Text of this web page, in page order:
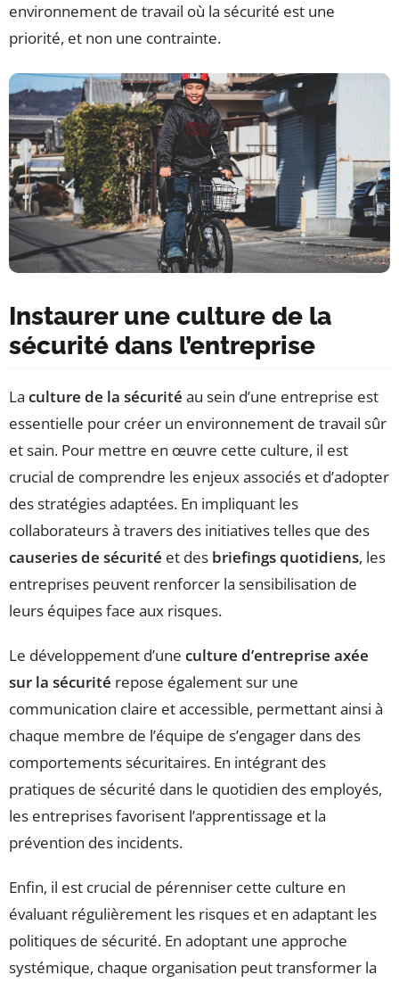
environnement de travail où la sécurité est une
priorité, et non une contrainte.
Instaurer une culture de la
sécurité dans l’entreprise
La culture de la sécurité au sein d’une entreprise est
essentielle pour créer un environnement de travail sûr
et sain. Pour mettre en œuvre cette culture, il est
crucial de comprendre les enjeux associés et d’adopter
des stratégies adaptées. En impliquant les
collaborateurs à travers des initiatives telles que des
causeries de sécurité et des briefings quotidiens, les
entreprises peuvent renforcer la sensibilisation de
leurs équipes face aux risques.
Le développement d’une culture d’entreprise axée
sur la sécurité repose également sur une
communication claire et accessible, permettant ainsi à
chaque membre de l’équipe de s’engager dans des
comportements sécuritaires. En intégrant des
pratiques de sécurité dans le quotidien des employés,
les entreprises favorisent l’apprentissage et la
prévention des incidents.
Enfin, il est crucial de pérenniser cette culture en
évaluant régulièrement les risques et en adaptant les
politiques de sécurité. En adoptant une approche
systémique, chaque organisation peut transformer la